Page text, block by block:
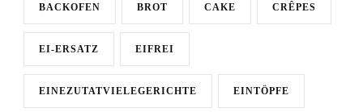
BACKOFEN BROT CAKE CRÊPES
EI-ERSATZ EIFREI
EINEZUTATVIELEGERICHTE EINTÖPFE